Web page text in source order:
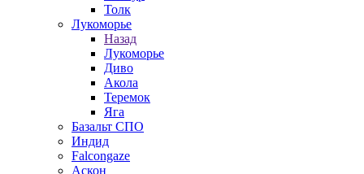
Толк
Лукоморье
Назад
Лукоморье
Диво
Акола
Теремок
Яга
Базальт СПО
Индид
Falcongaze
Аскон